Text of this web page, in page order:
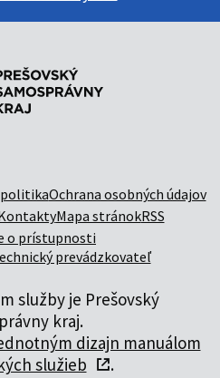
Ochrana osobných údajov
Mapa stránokRSS
o prístupnosti
prevádzkovateľ
služby je Prešovský
kraj.
dizajn manuálom
služieb
.